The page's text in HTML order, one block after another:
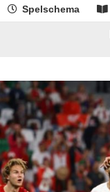
Spelschema